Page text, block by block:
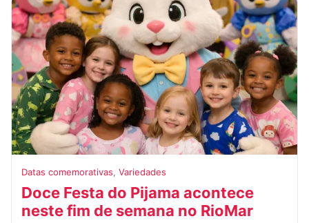
Datas comemorativas, Variedades
Doce Festa do Pijama acontece
neste fim de semana no RioMar